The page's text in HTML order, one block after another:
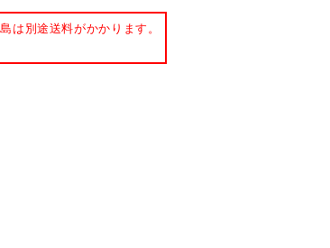
【楽トレ】機器付属品
は別途送料がかかります。